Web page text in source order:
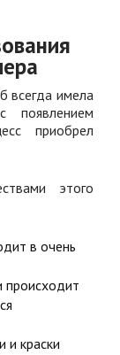
имела
появлением
приобрел
этого
в очень
происходит
и краски